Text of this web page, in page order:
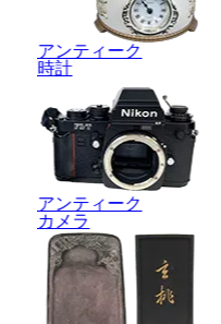
アンティーク
時計
アンティーク
カメラ